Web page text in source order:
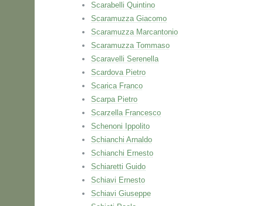
Scarabelli Quintino
Scaramuzza Giacomo
Scaramuzza Marcantonio
Scaramuzza Tommaso
Scaravelli Serenella
Scardova Pietro
Scarica Franco
Scarpa Pietro
Scarzella Francesco
Schenoni Ippolito
Schianchi Arnaldo
Schianchi Ernesto
Schiaretti Guido
Schiavi Ernesto
Schiavi Giuseppe